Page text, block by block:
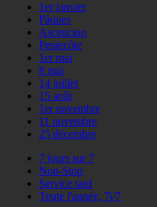
1er janvier
Pâques
Ascencion
Pentecôte
1er mai
8 mai
14 juillet
15 août
1er novembre
11 novembre
25 décembre
7 jours sur 7
Non-Stop
Service tard
Toute l'année, 7j/7